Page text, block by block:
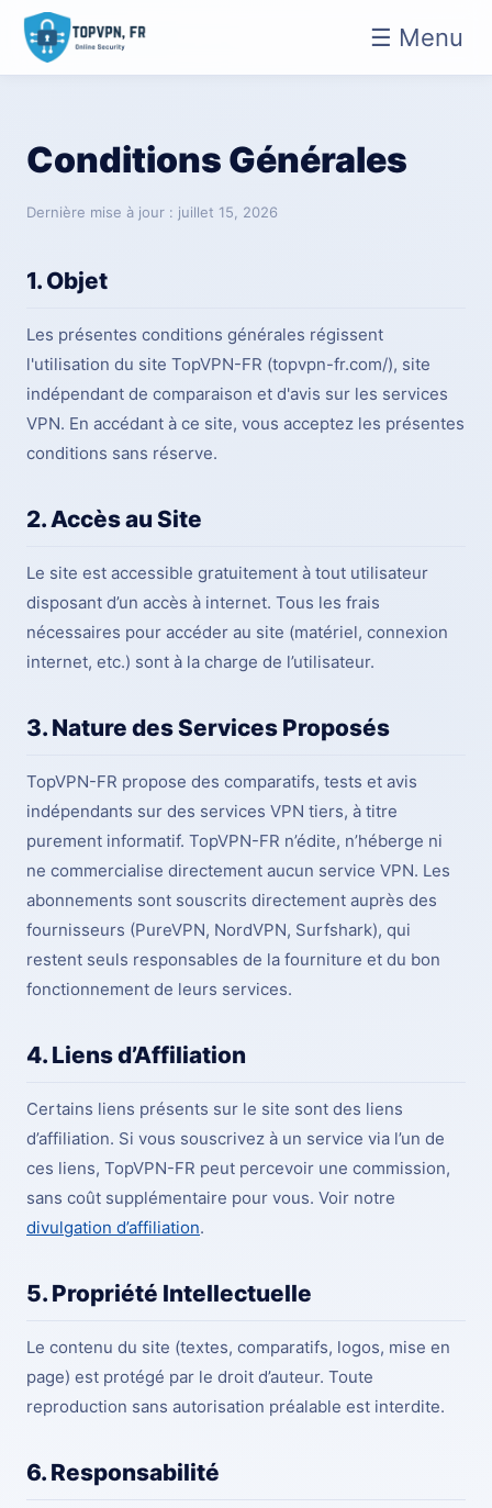
☰ Menu
Conditions Générales
Dernière mise à jour : juillet 15, 2026
1. Objet
Les présentes conditions générales régissent
l'utilisation du site TopVPN-FR (topvpn-fr.com/), site
indépendant de comparaison et d'avis sur les services
VPN. En accédant à ce site, vous acceptez les présentes
conditions sans réserve.
2. Accès au Site
Le site est accessible gratuitement à tout utilisateur
disposant d’un accès à internet. Tous les frais
nécessaires pour accéder au site (matériel, connexion
internet, etc.) sont à la charge de l’utilisateur.
3. Nature des Services Proposés
TopVPN-FR propose des comparatifs, tests et avis
indépendants sur des services VPN tiers, à titre
purement informatif. TopVPN-FR n’édite, n’héberge ni
ne commercialise directement aucun service VPN. Les
abonnements sont souscrits directement auprès des
fournisseurs (PureVPN, NordVPN, Surfshark), qui
restent seuls responsables de la fourniture et du bon
fonctionnement de leurs services.
4. Liens d’Affiliation
Certains liens présents sur le site sont des liens
d’affiliation. Si vous souscrivez à un service via l’un de
ces liens, TopVPN-FR peut percevoir une commission,
sans coût supplémentaire pour vous. Voir notre
divulgation d’affiliation.
5. Propriété Intellectuelle
Le contenu du site (textes, comparatifs, logos, mise en
page) est protégé par le droit d’auteur. Toute
reproduction sans autorisation préalable est interdite.
6. Responsabilité